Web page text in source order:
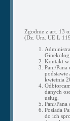
Zgodnie z art. 13
(Dz. Urz. UE L
Kontakt w
Pani/Pana
kwietnia
danych
usług.
Pani/Pana
Posiada
do ich